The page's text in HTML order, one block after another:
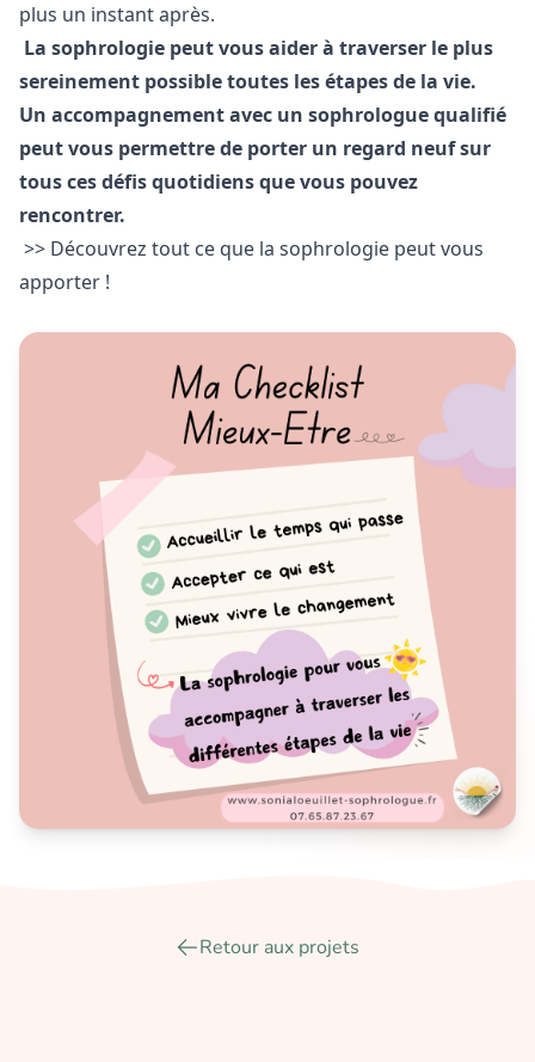
plus un instant après.
La sophrologie peut vous aider à traverser le plus
sereinement possible toutes les étapes de la vie.
Un accompagnement avec un sophrologue qualifié
peut vous permettre de porter un regard neuf sur
tous ces défis quotidiens que vous pouvez
rencontrer.
>> Découvrez tout ce que la sophrologie peut vous
apporter !
Retour aux projets